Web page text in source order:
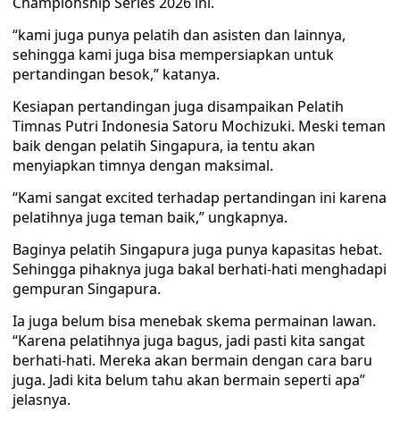
“kami juga punya pelatih dan asisten dan lainnya,
sehingga kami juga bisa mempersiapkan untuk
pertandingan besok,” katanya.
Kesiapan pertandingan juga disampaikan Pelatih
Timnas Putri Indonesia Satoru Mochizuki. Meski teman
baik dengan pelatih Singapura, ia tentu akan
menyiapkan timnya dengan maksimal.
“Kami sangat excited terhadap pertandingan ini karena
pelatihnya juga teman baik,” ungkapnya.
Baginya pelatih Singapura juga punya kapasitas hebat.
Sehingga pihaknya juga bakal berhati-hati menghadapi
gempuran Singapura.
Ia juga belum bisa menebak skema permainan lawan.
“Karena pelatihnya juga bagus, jadi pasti kita sangat
berhati-hati. Mereka akan bermain dengan cara baru
juga. Jadi kita belum tahu akan bermain seperti apa”
jelasnya.